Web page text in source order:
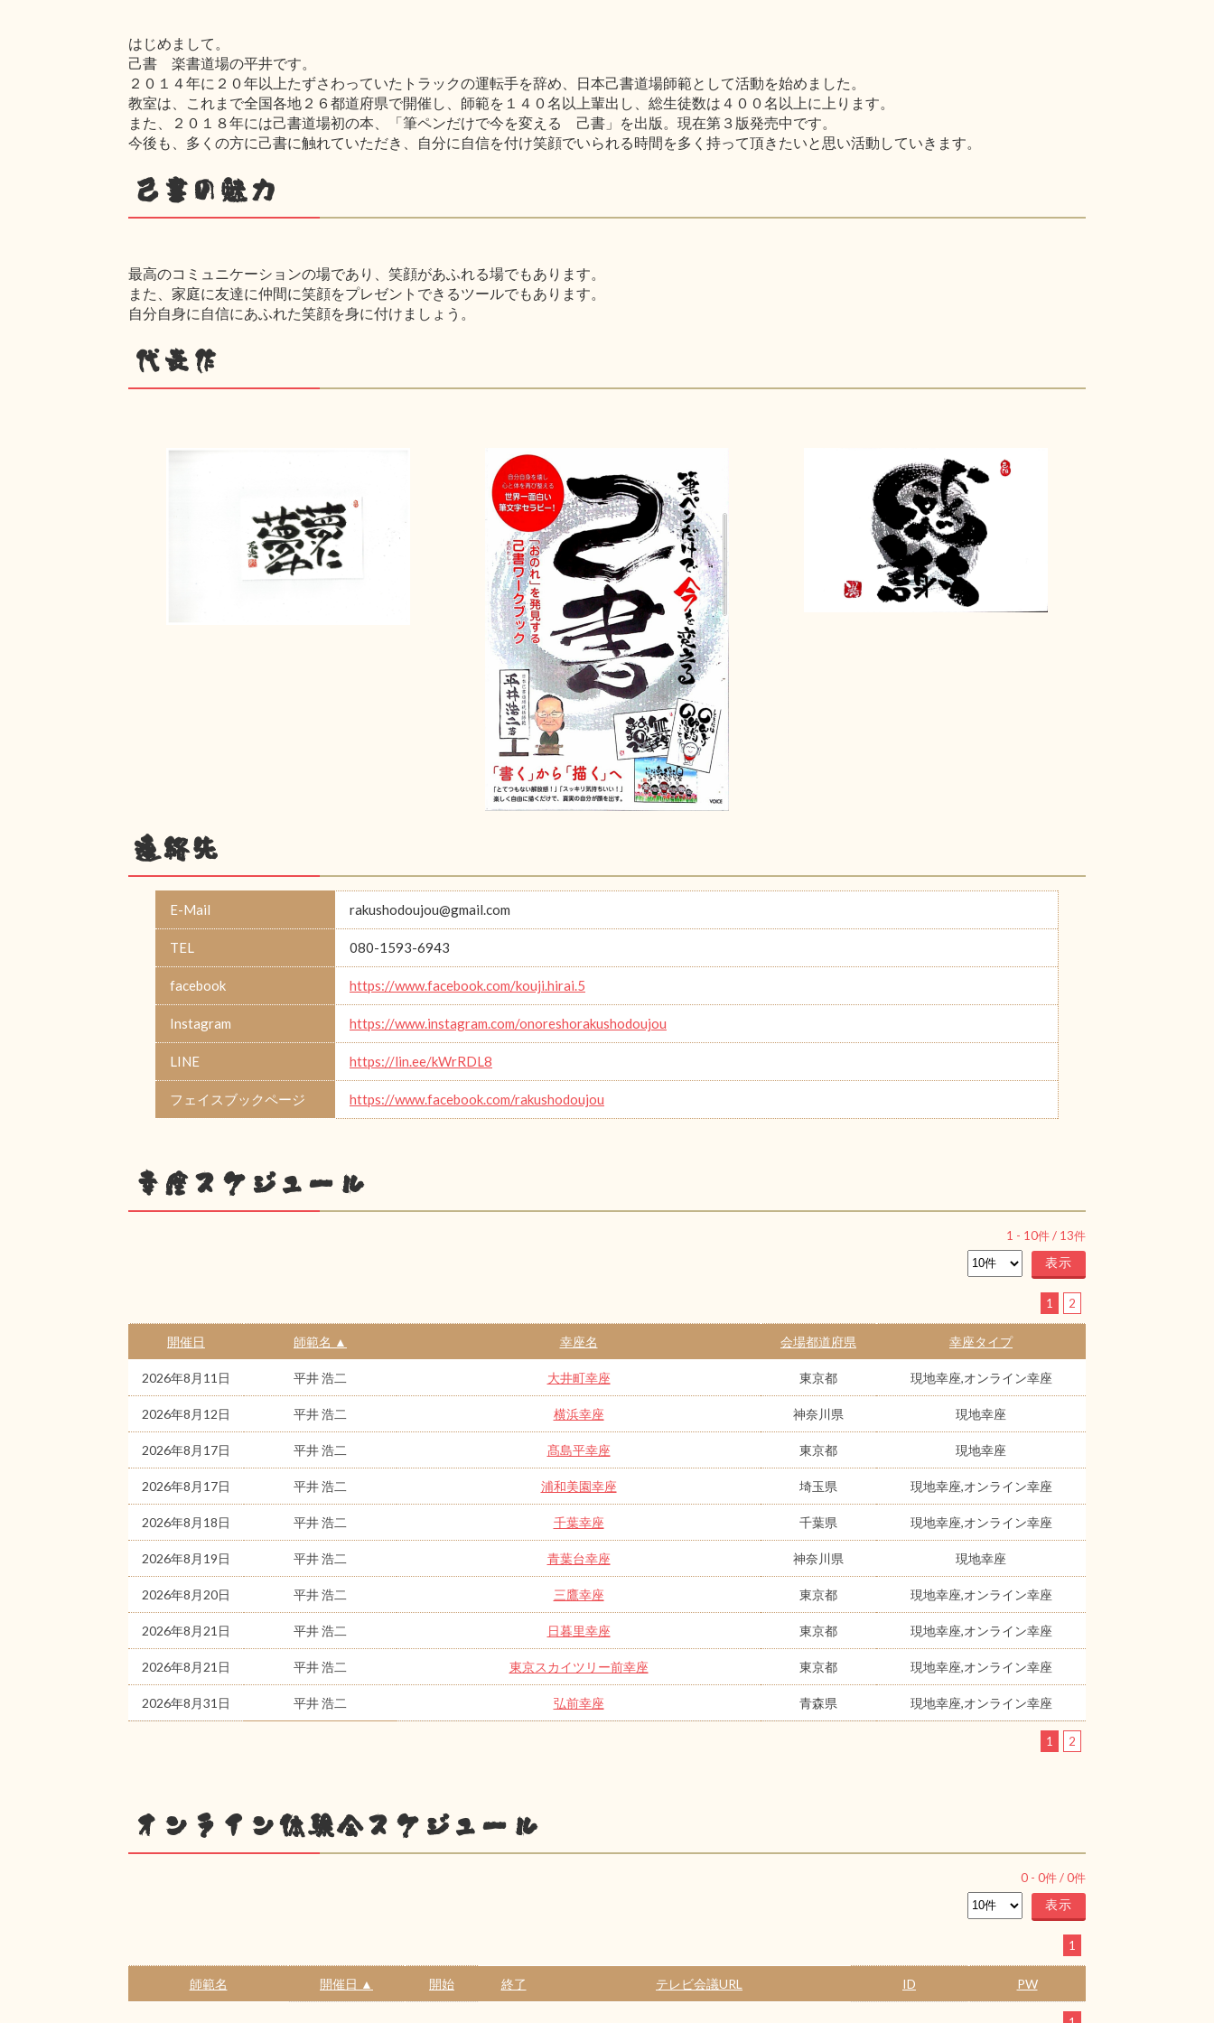
はじめまして。
己書 楽書道場の平井です。
２０１４年に２０年以上たずさわっていたトラックの運転手を辞め、日本己書道場師範として活動を始めました。
教室は、これまで全国各地２６都道府県で開催し、師範を１４０名以上輩出し、総生徒数は４００名以上に上ります。
また、２０１８年には己書道場初の本、「筆ペンだけで今を変える 己書」を出版。現在第３版発売中です。
今後も、多くの方に己書に触れていただき、自分に自信を付け笑顔でいられる時間を多く持って頂きたいと思い活動していきます。
己書の魅力
最高のコミュニケーションの場であり、笑顔があふれる場でもあります。
また、家庭に友達に仲間に笑顔をプレゼントできるツールでもあります。
自分自身に自信にあふれた笑顔を身に付けましょう。
代表作
連絡先
E-Mail rakushodoujou@gmail.com
TEL 080-1593-6943
facebook https://www.facebook.com/kouji.hirai.5
Instagram https://www.instagram.com/onoreshorakushodoujou
LINE https://lin.ee/kWrRDL8
フェイスブックページ https://www.facebook.com/rakushodoujou
幸座スケジュール
1 - 10件 / 13件
1 2
開催日 師範名 ▲ 幸座名 会場都道府県 幸座タイプ
2026年8月11日 平井 浩二 大井町幸座 東京都 現地幸座,オンライン幸座
2026年8月12日 平井 浩二 横浜幸座 神奈川県 現地幸座
2026年8月17日 平井 浩二 髙島平幸座 東京都 現地幸座
2026年8月17日 平井 浩二 浦和美園幸座 埼玉県 現地幸座,オンライン幸座
2026年8月18日 平井 浩二 千葉幸座 千葉県 現地幸座,オンライン幸座
2026年8月19日 平井 浩二 青葉台幸座 神奈川県 現地幸座
2026年8月20日 平井 浩二 三鷹幸座 東京都 現地幸座,オンライン幸座
2026年8月21日 平井 浩二 日暮里幸座 東京都 現地幸座,オンライン幸座
2026年8月21日 平井 浩二 東京スカイツリー前幸座 東京都 現地幸座,オンライン幸座
2026年8月31日 平井 浩二 弘前幸座 青森県 現地幸座,オンライン幸座
1 2
オンライン体験会スケジュール
0 - 0件 /0件
1
師範名 開催日 ▲ 開始 終了 テレビ会議URL ID PW